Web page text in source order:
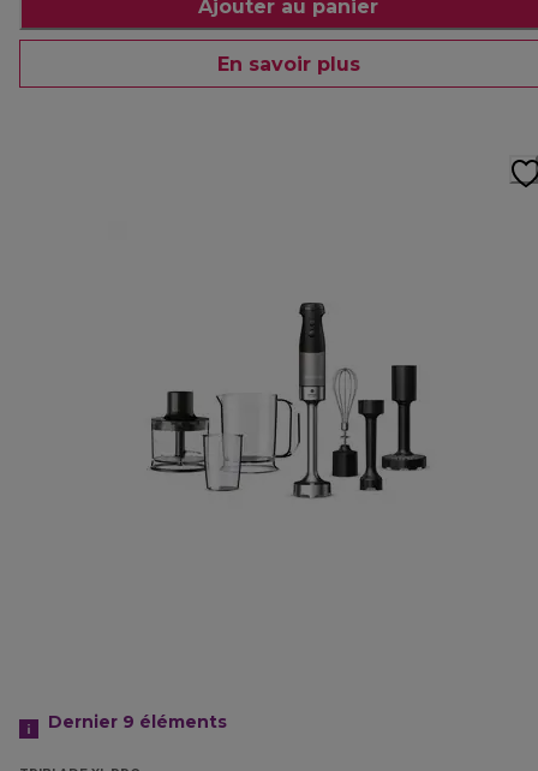
Ajouter au panier
En savoir plus
Dernier 9 éléments